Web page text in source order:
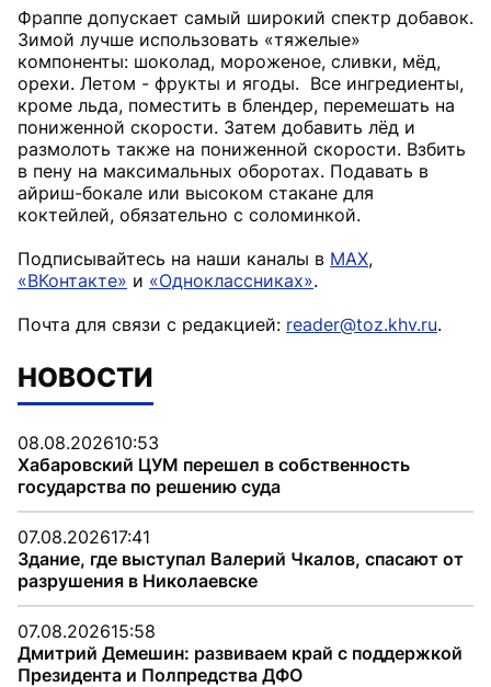
Фраппе допускает самый широкий спектр добавок.
Зимой лучше использовать «тяжелые»
компоненты: шоколад, мороженое, сливки, мёд,
орехи. Летом - фрукты и ягоды. Все ингредиенты,
кроме льда, поместить в блендер, перемешать на
пониженной скорости. Затем добавить лёд и
размолоть также на пониженной скорости. Взбить
в пену на максимальных оборотах. Подавать в
айриш-бокале или высоком стакане для
коктейлей, обязательно с соломинкой.
Подписывайтесь на наши каналы в MAX,
«ВКонтакте» и «Одноклассниках».
Почта для связи с редакцией: reader@toz.khv.ru.
НОВОСТИ
08.08.202610:53
Хабаровский ЦУМ перешел в собственность
государства по решению суда
07.08.202617:41
Здание, где выступал Валерий Чкалов, спасают от
разрушения в Николаевске
07.08.202615:58
Дмитрий Демешин: развиваем край с поддержкой
Президента и Полпредства ДФО